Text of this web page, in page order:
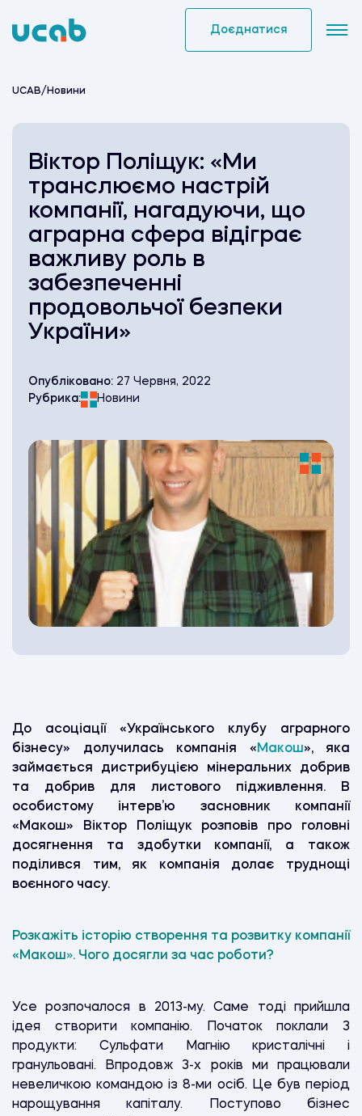
to
Доєднатися
UCAB/ Новини
Віктор Поліщук: «Ми
транслюємо настрій
компанії, нагадуючи, що
аграрна сфера відіграє
важливу роль в
забезпеченні
продовольчої безпеки
України»
Опубліковано: 27 Червня, 2022
Рубрика:
Новини
До асоціації «Українського клубу аграрного
бізнесу» долучилась компанія «Макош», яка
займається дистрибуцією мінеральних добрив
та добрив для листового підживлення. В
особистому інтерв’ю засновник компанії
«Макош» Віктор Поліщук розповів про головні
досягнення та здобутки компанії, а також
поділився тим, як компанія долає труднощі
воєнного часу.
Розкажіть історію створення та розвитку компанії
«Макош». Чого досягли за час роботи?
Усе розпочалося в 2013-му. Саме тоді прийшла
ідея створити компанію. Початок поклали 3
продукти: Сульфати Магнію кристалічні і
гранульовані. Впродовж 3-х років ми працювали
невеличкою командою із 8-ми осіб. Це був період
нарощування капіталу. Поступово бізнес